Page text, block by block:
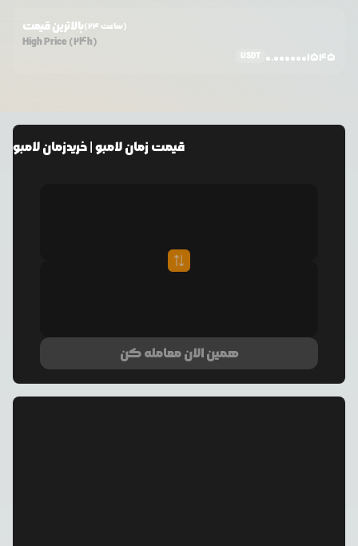
بالاترین قیمت (24 ساعت)
High Price (24h)
USDT 0.0000001545
قیمت زمان لامبو| خریدزمان لامبو
همین الان معامله کن